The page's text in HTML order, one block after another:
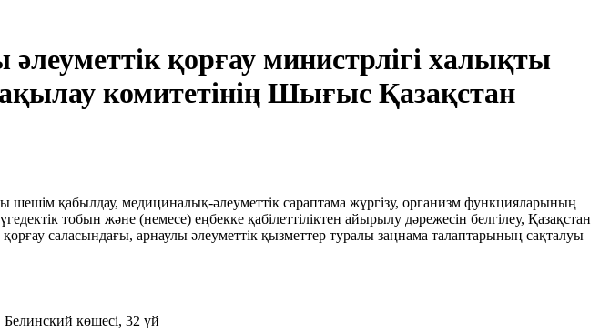
қорғау министрлігі халықты
комитетінің Шығыс Қазақстан
шешім қабылдау, медициналық-әлеуметтік сараптама жүргізу, организм функцияларының
тобын және (немесе) еңбекке қабілеттіліктен айырылу дәрежесін белгілеу, Қазақстан
саласындағы, арнаулы әлеуметтік қызметтер туралы заңнама талаптарының сақталуы
көшесі, 32 үй